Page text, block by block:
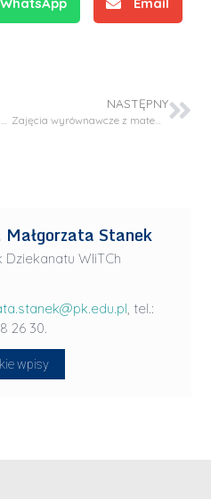
Poradnik stypendialny na rok akad. 2021/22 dla studentów Politechniki Krakowskiej
NASTĘPNY
Zajęcia wyrównawcze z matematyki i chemii dla studentów I roku WIiTCh
Małgorzata Stanek
Dziekanatu WIiTCh
, tel.:
26 30.
wpisy